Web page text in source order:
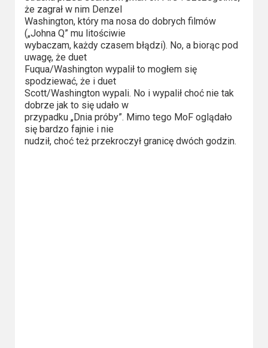
HBO
Max
Netflix
Sky
Showtime
Podsumowania
że zagrał w nim Denzel
Washington, który ma nosa do dobrych filmów
(„Johna Q” mu litościwie
wybaczam, każdy czasem błądzi). No, a biorąc pod
uwagę, że duet
Fuqua/Washington wypalił to mogłem się
spodziewać, że i duet
Scott/Washington wypali. No i wypalił choć nie tak
dobrze jak to się udało w
przypadku „Dnia próby”. Mimo tego MoF oglądało
się bardzo fajnie i nie
nudził, choć też przekroczył granicę dwóch godzin.